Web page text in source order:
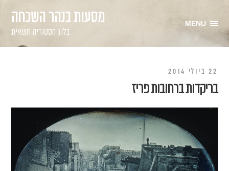
מסעות בנהר השכחה
בלוג הסטוריה חשאית
MENU
22 ביולי 2014
בריקדות ברחובות פריז